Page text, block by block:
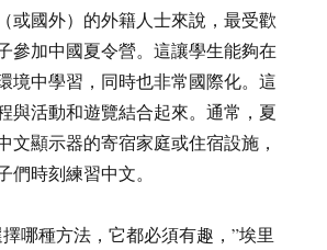
或國外）的外籍人士來說，最受歡
參加中國夏令營。這讓學生能夠在
境中學習，同時也非常國際化。這
與活動和遊覽結合起來。通常，夏
文顯示器的寄宿家庭或住宿設施，
們時刻練習中文。
哪種方法，它都必須有趣，”埃里